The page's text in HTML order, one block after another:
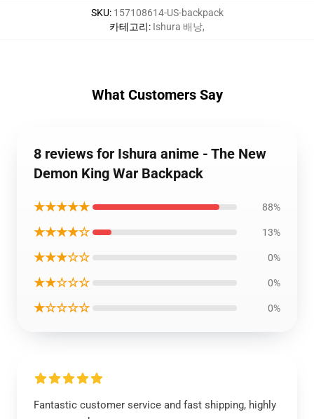
SKU: 157108614-US-backpack
카테고리: Ishura 배낭,
What Customers Say
8 reviews for Ishura anime - The New
Demon King War Backpack
★★★★★ 88%
★★★★☆ 13%
★★★☆☆ 0%
★★☆☆☆ 0%
★☆☆☆☆ 0%
Fantastic customer service and fast shipping, highly